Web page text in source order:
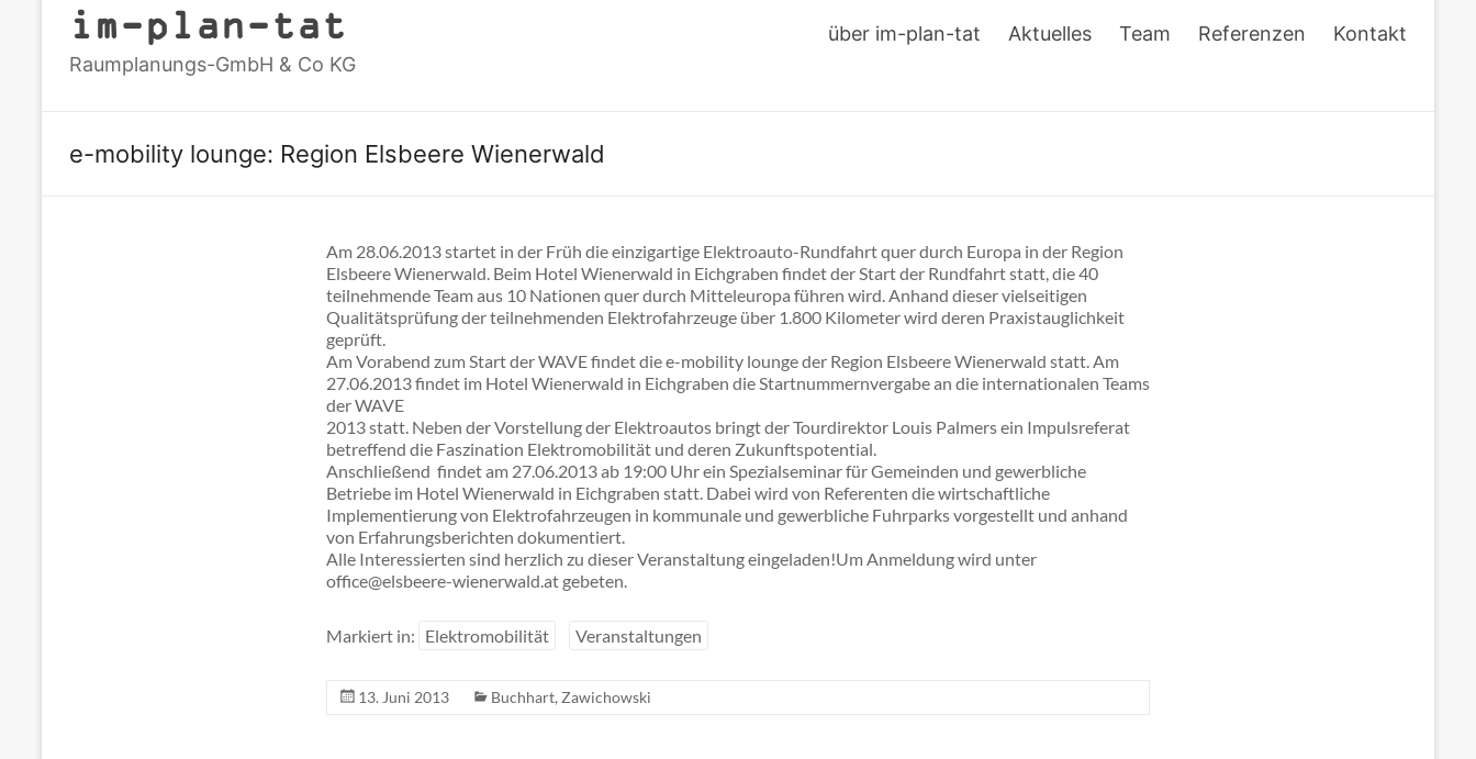
im-plan-tat
Raumplanungs-GmbH & Co KG
über im-plan-tat Aktuelles Team Referenzen Kontakt
e-mobility lounge: Region Elsbeere Wienerwald
Am 28.06.2013 startet in der Früh die einzigartige Elektroauto-Rundfahrt quer durch Europa in der Region
Elsbeere Wienerwald. Beim Hotel Wienerwald in Eichgraben findet der Start der Rundfahrt statt, die 40
teilnehmende Team aus 10 Nationen quer durch Mitteleuropa führen wird. Anhand dieser vielseitigen
Qualitätsprüfung der teilnehmenden Elektrofahrzeuge über 1.800 Kilometer wird deren Praxistauglichkeit
geprüft.
Am Vorabend zum Start der WAVE findet die e-mobility lounge der Region Elsbeere Wienerwald statt. Am
27.06.2013 findet im Hotel Wienerwald in Eichgraben die Startnummernvergabe an die internationalen Teams
der WAVE
2013 statt. Neben der Vorstellung der Elektroautos bringt der Tourdirektor Louis Palmers ein Impulsreferat
betreffend die Faszination Elektromobilität und deren Zukunftspotential.
Anschließend findet am 27.06.2013 ab 19:00 Uhr ein Spezialseminar für Gemeinden und gewerbliche
Betriebe im Hotel Wienerwald in Eichgraben statt. Dabei wird von Referenten die wirtschaftliche
Implementierung von Elektrofahrzeugen in kommunale und gewerbliche Fuhrparks vorgestellt und anhand
von Erfahrungsberichten dokumentiert.
Alle Interessierten sind herzlich zu dieser Veranstaltung eingeladen!Um Anmeldung wird unter
office@elsbeere-wienerwald.at gebeten.
Markiert in: Elektromobilität Veranstaltungen
13. Juni 2013 Buchhart, Zawichowski